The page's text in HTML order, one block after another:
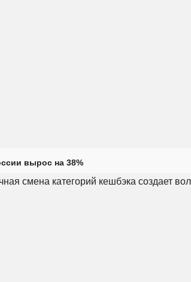
вырос на 38%